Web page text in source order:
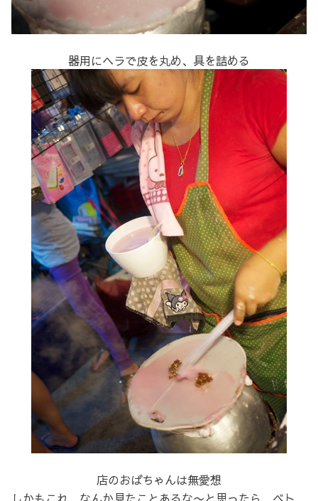
器用にヘラで皮を丸め、具を詰める
店のおばちゃんは無愛想
しかもこれ、なんか見たことあるな〜と思ったら、ベト